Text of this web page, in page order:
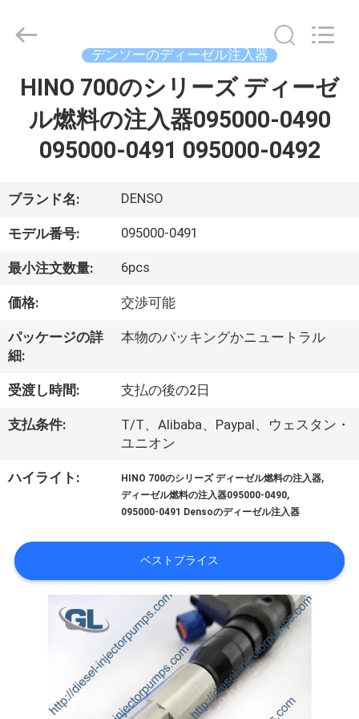
家
品
ビ
デ
オ
わ
た
た
に
つ
Copyright
Dongguan
Guanlian
デンソーのディーゼル注入器
HINO 700のシリーズ ディーゼ
ル燃料の注入器095000-0490
095000-0491 095000-0492
ブランド名: DENSO
モデル番号: 095000-0491
最小注文数量: 6pcs
価格: 交渉可能
パッケージの詳
細:
本物のパッキングかニュートラル
受渡し時間: 支払の後の2日
支払条件:
T/T、Alibaba、Paypal、ウェスタン・
ユニオン
ハイライト: HINO 700のシリーズ ディーゼル燃料の注入器,
ディーゼル燃料の注入器095000-0490,
095000-0491 Densoのディーゼル注入器
ベストプライス